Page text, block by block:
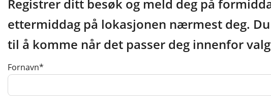
Registrer ditt besøk og meld deg på
ettermiddag på lokasjonen nærmest deg.
til å komme når det passer deg innenfor
Fornavn*